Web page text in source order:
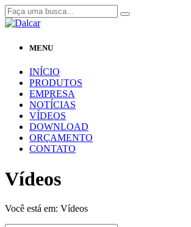
MENU
INÍCIO
PRODUTOS
EMPRESA
NOTÍCIAS
VÍDEOS
DOWNLOAD
ORÇAMENTO
CONTATO
Vídeos
Você está em: Vídeos